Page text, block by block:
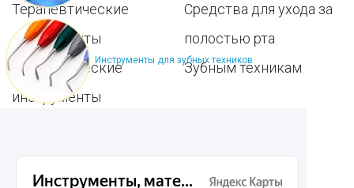
Инструменты для зубных техников
Терапевтические
инструменты
Ортопедические
инструменты
Средства для ухода за
полостью рта
Зубным техникам